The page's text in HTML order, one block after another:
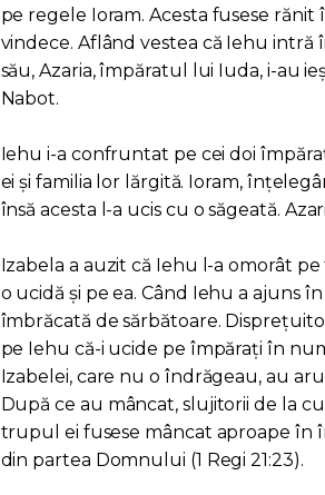
pe regele Ioram. Acesta fusese rănit
vindece. Aflând vestea că Iehu intră
său, Azaria, împăratul lui Iuda, i-au
Nabot.
Iehu i-a confruntat pe cei doi
ei și familia lor lărgită. Ioram,
însă acesta l-a ucis cu o săgeată.
Izabela a auzit că Iehu l-a omorât pe
o ucidă și pe ea. Când Iehu a ajuns
îmbrăcată de sărbătoare.
pe Iehu că-i ucide pe împărați în
Izabelei, care nu o îndrăgeau, au
După ce au mâncat, slujitorii de la
trupul ei fusese mâncat aproape în
din partea Domnului (1 Regi 21:23).